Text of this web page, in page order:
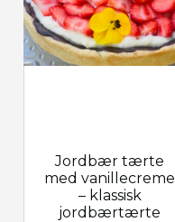
Jordbær tærte
med vanillecreme
– klassisk
jordbærtærte